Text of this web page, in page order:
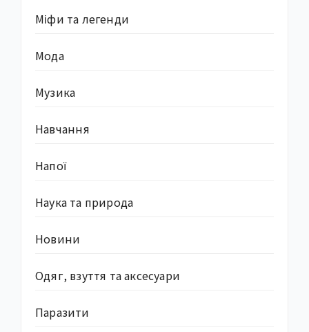
Міфи та легенди
Мода
Музика
Навчання
Напої
Наука та природа
Новини
Одяг, взуття та аксесуари
Паразити